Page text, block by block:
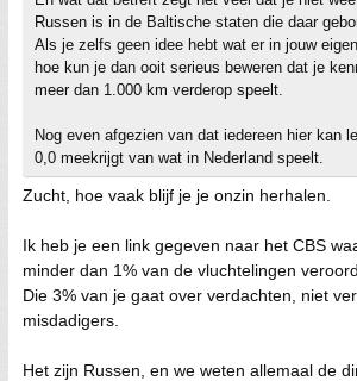
Russen is in de Baltische staten die daar
Als je zelfs geen idee hebt wat er in jouw
hoe kun je dan ooit serieus beweren dat je
meer dan 1.000 km verderop speelt.
Nog even afgezien van dat iedereen hier kan
0,0 meekrijgt van wat in Nederland speelt.
Zucht, hoe vaak blijf je je onzin herhalen.
Ik heb je een link gegeven naar het CBS
minder dan 1% van de vluchtelingen
Die 3% van je gaat over verdachten, niet
misdadigers.
Het zijn Russen, en we weten allemaal de